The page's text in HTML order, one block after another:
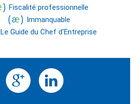
Fiscalité professionnelle
Immanquable
Le Guide du Chef d'Entreprise